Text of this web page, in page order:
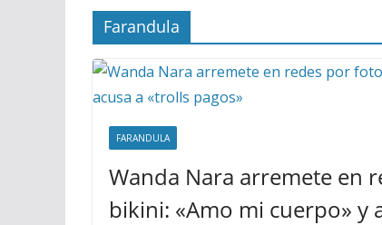
Farandula
FARANDULA
Wanda Nara arremete en
bikini: «Amo mi cuerpo» y